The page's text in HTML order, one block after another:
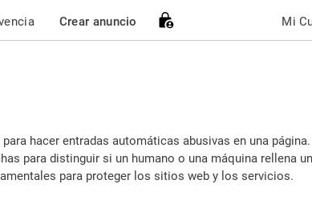
Crear anuncio Mi
hacer entradas automáticas abusivas en una
para distinguir si un humano o una máquina rellena un
para proteger los sitios web y los servicios.